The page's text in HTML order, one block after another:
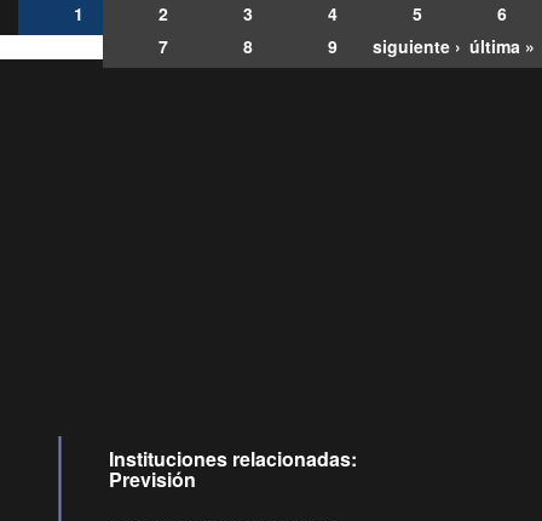
1 2 3 4 5
6
7
8 9 siguiente › última »
Instituciones relacionadas:
Previsión